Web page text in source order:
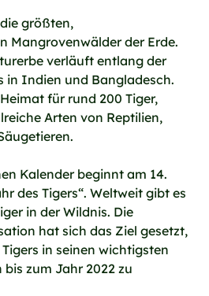
größten,
Mangrovenwälder der Erde.
verläuft entlang der
in Indien und Bangladesch.
für rund 200 Tiger,
Arten von Reptilien,
Kalender beginnt am 14.
des Tigers“. Weltweit gibt es
in der Wildnis. Die
hat sich das Ziel gesetzt,
in seinen wichtigsten
zum Jahr 2022 zu